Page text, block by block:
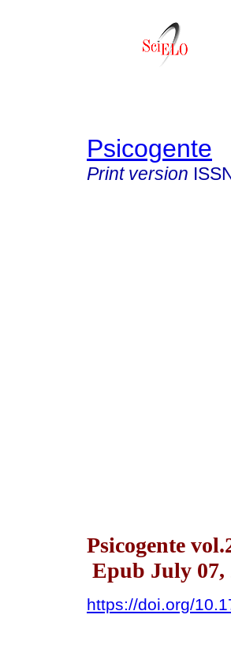
Psicogente
Print version
Psicogente
Epub July 07,
https://doi.org/